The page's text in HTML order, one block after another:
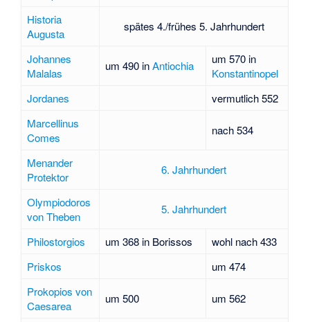
Historia
Augusta
spätes 4./frühes 5. Jahrhundert
Johannes
Malalas
um 490 inAntiochia
um 570 in
Konstantinopel
Jordanes
vermutlich 552
Marcellinus
Comes
nach 534
Menander
Protektor
6. Jahrhundert
Olympiodoros
von Theben
5. Jahrhundert
Philostorgios um 368 in Borissos
wohl nach 433
Priskos
um 474
Prokopios von
Caesarea
um 500 um 562